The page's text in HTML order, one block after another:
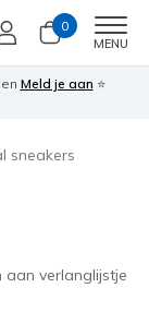
0
MENU
Meld je aan ⭐
sneakers
aan verlanglijstje